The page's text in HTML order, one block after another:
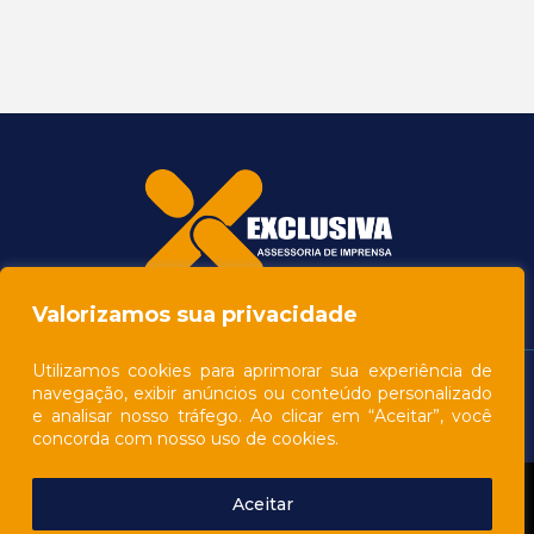
Valorizamos sua privacidade
Utilizamos cookies para aprimorar sua experiência de
navegação, exibir anúncios ou conteúdo personalizado
e analisar nosso tráfego. Ao clicar em “Aceitar”, você
concorda com nosso uso de cookies.
Aceitar
© 2026 - All rights reserved